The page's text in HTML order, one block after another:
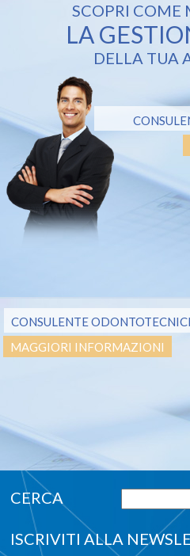
SCOPRI COME
LA
DELLA TUA
CONSULENTE ODONTOTECNICI
MAGGIORI INFORMAZIONI
ISCRIVITI ALLA